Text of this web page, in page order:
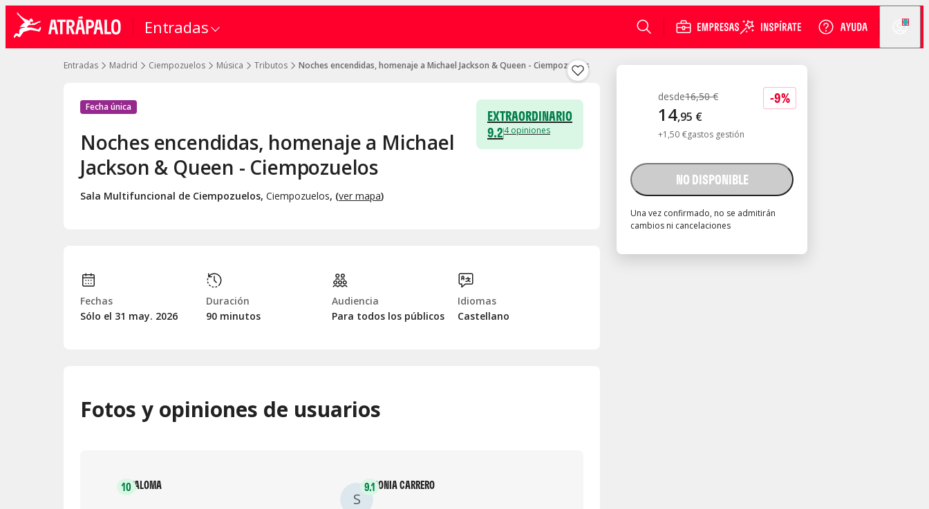
Entradas
Entradas Madrid Ciempozuelos Música Tributos Noches encendidas, homenaje a Michael Jackson & Queen - Ciempozuelos
-9%
desde16,50 €
14,95 €
+1 ,50 €gastos gestión
NO DISPONIBLE
Una vez confirmado, no se admitirán
cambios ni cancelaciones
Fecha única
Noches encendidas, homenaje a Michael
Jackson & Queen - Ciempozuelos
Sala Multifuncional de Ciempozuelos, Ciempozuelos, (ver mapa)
EXTRAORDINARIO
9.24 opiniones
Fechas
Sólo el 31 may. 2026
Duración
90 minutos
Audiencia
Para todos los públicos
Idiomas
Castellano
Fotos y opiniones de usuarios
10PALOMA
S
9.1SONIA CARRERO